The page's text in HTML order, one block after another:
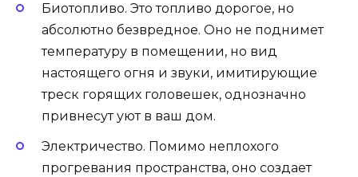
Биотопливо. Это топливо дорогое, но
абсолютно безвредное. Оно не поднимет
температуру в помещении, но вид
настоящего огня и звуки, имитирующие
треск горящих головешек, однозначно
привнесут уют в ваш дом.
Электричество. Помимо неплохого
прогревания пространства, оно создает